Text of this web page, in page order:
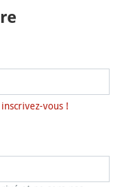
inscrivez-vous !